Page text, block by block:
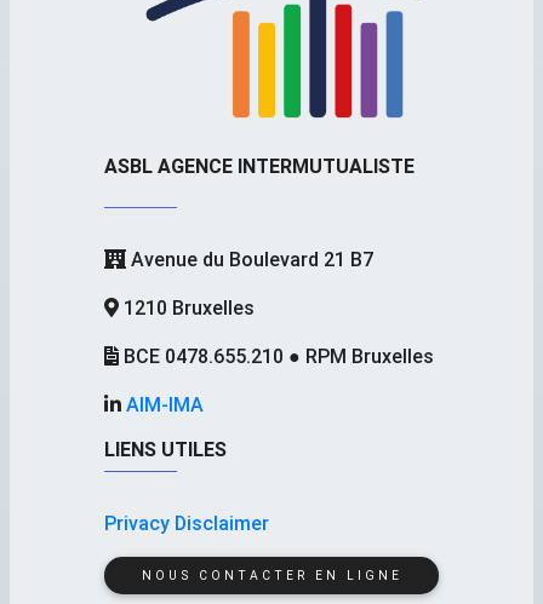
ASBL AGENCE INTERMUTUALISTE
Avenue du Boulevard 21 B7
1210 Bruxelles
BCE 0478.655.210 ● RPM Bruxelles
AIM-IMA
LIENS UTILES
Privacy Disclaimer
NOUS CONTACTER EN LIGNE